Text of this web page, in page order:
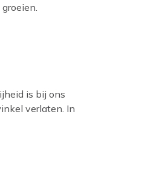
is bij ons
verlaten. In